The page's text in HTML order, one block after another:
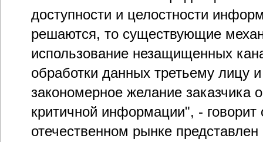
доступности и целостности
решаются, то существующие
использование незащищенных
обработки данных третьему лицу
закономерное желание заказчика
критичной информации", - говорит
отечественном рынке